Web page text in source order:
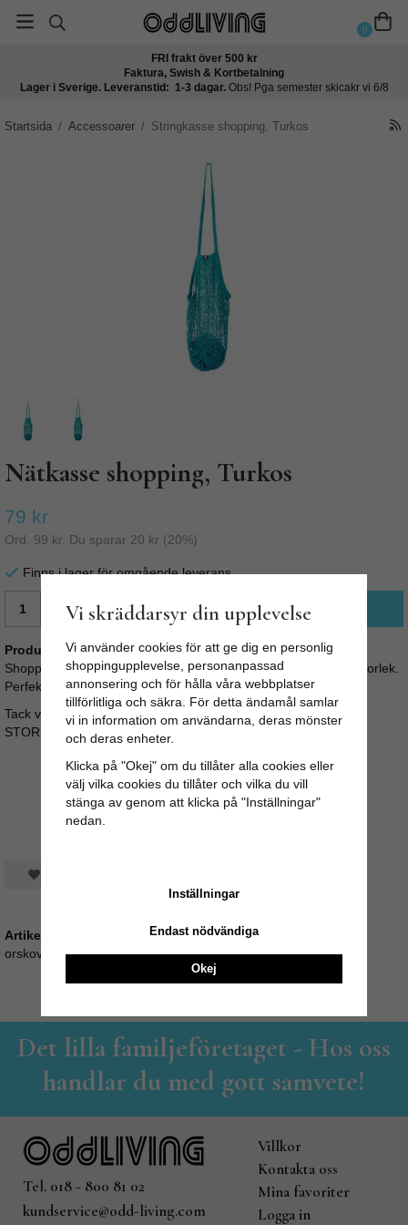
0
FRI frakt över 500 kr
Faktura, Swish & Kortbetalning
Lager i Sverige. Leveranstid: 1-3 dagar. Obs! Pga semester skicakr vi 6/8
Startsida / Accessoarer / Stringkasse shopping, Turkos
Nätkasse shopping, Turkos
79 kr
Ord. 99 kr . Du sparar 20 kr (20%)
Finns i lager för omgående leverans
LÄGG I VARUKORG
Produktbeskrivning:
Shoppingkasse i 100% bomull. Snygg shoppingpåse i smidig storlek.
Perfekt som extra väska, på stranden eller när du ska handla.
Tack vare nätet blir påsen stretchig och blir väldigt rymlig.
STORLEK: B: 30cm H: 75cm
Spara som favorit
Artikelnummer:
orskov35_530212
Det lilla familjeföretaget - Hos oss
handlar du med gott samvete!
Tel. 018 - 800 81 02
kundservice@odd-living.com
Villkor
Kontakta oss
Mina favoriter
Logga in
Vi skräddarsyr din upplevelse
Vi använder cookies för att ge dig en personlig
shoppingupplevelse, personanpassad
annonsering och för hålla våra webbplatser
tillförlitliga och säkra. För detta ändamål samlar
vi in information om användarna, deras mönster
och deras enheter.
Klicka på "Okej" om du tillåter alla cookies eller
välj vilka cookies du tillåter och vilka du vill
stänga av genom att klicka på "Inställningar"
nedan.
Inställningar
Endast nödvändiga
Okej